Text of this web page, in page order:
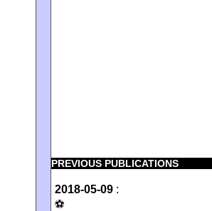
PREVIOUS PUBLICATIONS
2018-05-09 :
⚽️